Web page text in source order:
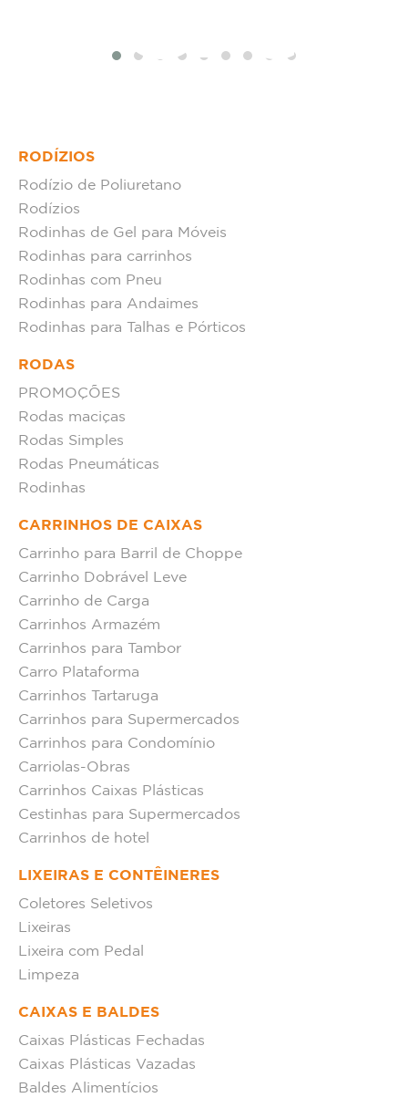
RODÍZIOS
Rodízio de Poliuretano
Rodízios
Rodinhas de Gel para Móveis
Rodinhas para carrinhos
Rodinhas com Pneu
Rodinhas para Andaimes
Rodinhas para Talhas e Pórticos
RODAS
PROMOÇÕES
Rodas maciças
Rodas Simples
Rodas Pneumáticas
Rodinhas
CARRINHOS DE CAIXAS
Carrinho para Barril de Choppe
Carrinho Dobrável Leve
Carrinho de Carga
Carrinhos Armazém
Carrinhos para Tambor
Carro Plataforma
Carrinhos Tartaruga
Carrinhos para Supermercados
Carrinhos para Condomínio
Carriolas-Obras
Carrinhos Caixas Plásticas
Cestinhas para Supermercados
Carrinhos de hotel
LIXEIRAS E CONTÊINERES
Coletores Seletivos
Lixeiras
Lixeira com Pedal
Limpeza
CAIXAS E BALDES
Caixas Plásticas Fechadas
Caixas Plásticas Vazadas
Baldes Alimentícios